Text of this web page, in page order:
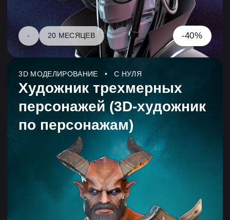
- 10 МЕСЯЦЕВ -30%
3D МОДЕЛИРОВАНИЕ • С НУЛЯ
моделей (3D-художник)